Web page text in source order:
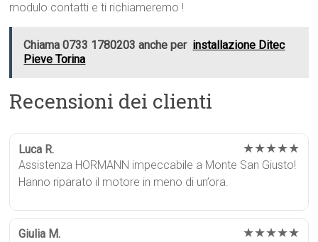
modulo contatti e ti richiameremo !
Chiama 0733 1780203 anche per installazione Ditec
Pieve Torina
Recensioni dei clienti
Luca R. ★★★★★
Assistenza HORMANN impeccabile a Monte San Giusto!
Hanno riparato il motore in meno di un’ora.
Giulia M. ★★★★★